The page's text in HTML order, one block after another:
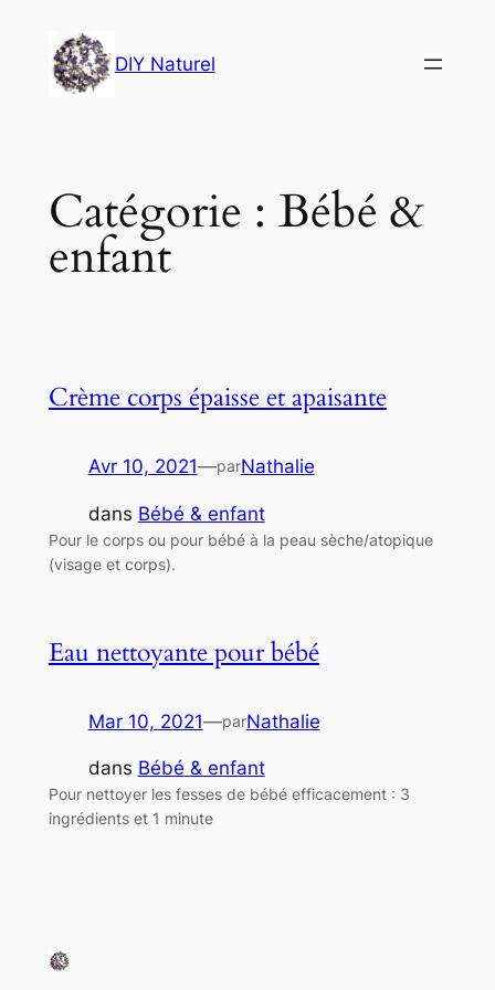
contenu
DIY Naturel
Catégorie : Bébé &
enfant
Crème corps épaisse et apaisante
Avr 10, 2021—parNathalie
dans Bébé & enfant
Pour le corps ou pour bébé à la peau sèche/atopique
(visage et corps).
Eau nettoyante pour bébé
Mar 10, 2021—parNathalie
dans Bébé & enfant
Pour nettoyer les fesses de bébé efficacement : 3
ingrédients et 1 minute